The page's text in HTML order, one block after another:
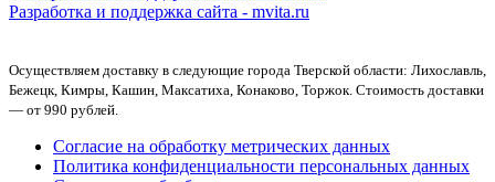
Разработка и поддержка сайта - mvita.ru
Осуществляем доставку в следующие города Тверской области: Лихославль,
Бежецк, Кимры, Кашин, Максатиха, Конаково, Торжок. Стоимость доставки
— от 990 рублей.
Согласие на обработку метрических данных
Политика конфиденциальности персональных данных